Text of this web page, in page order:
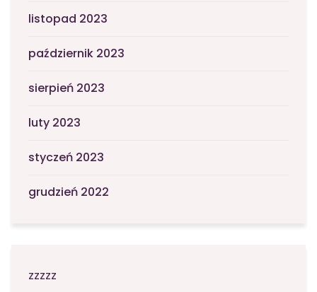
listopad 2023
październik 2023
sierpień 2023
luty 2023
styczeń 2023
grudzień 2022
zzzzz